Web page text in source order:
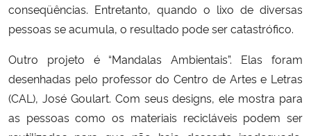
conseqüências. Entretanto, quando o lixo de diversas
pessoas se acumula, o resultado pode ser catastrófico.
Outro projeto é “Mandalas Ambientais”. Elas foram
desenhadas pelo professor do Centro de Artes e Letras
(CAL), José Goulart. Com seus designs, ele mostra para
as pessoas como os materiais recicláveis podem ser